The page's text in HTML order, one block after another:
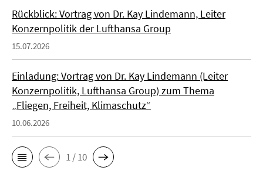
Rückblick: Vortrag von Dr. Kay Lindemann, Leiter
Konzernpolitik der Lufthansa Group
15.07.2026
Einladung: Vortrag von Dr. Kay Lindemann (Leiter
Konzernpolitik, Lufthansa Group) zum Thema
„Fliegen, Freiheit, Klimaschutz“
10.06.2026
1 / 10